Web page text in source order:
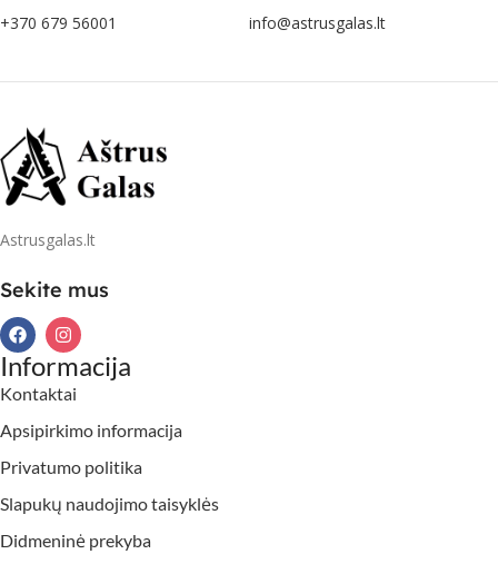
+370 679 56001 info@astrusgalas.lt
Astrusgalas.lt
Sekite mus
Informacija
Kontaktai
Apsipirkimo informacija
Privatumo politika
Slapukų naudojimo taisyklės
Didmeninė prekyba